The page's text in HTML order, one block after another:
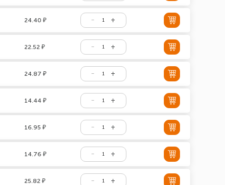
24.40 ₽
22.52 ₽
24.87 ₽
14.44 ₽
16.95 ₽
14.76 ₽
25.82 ₽